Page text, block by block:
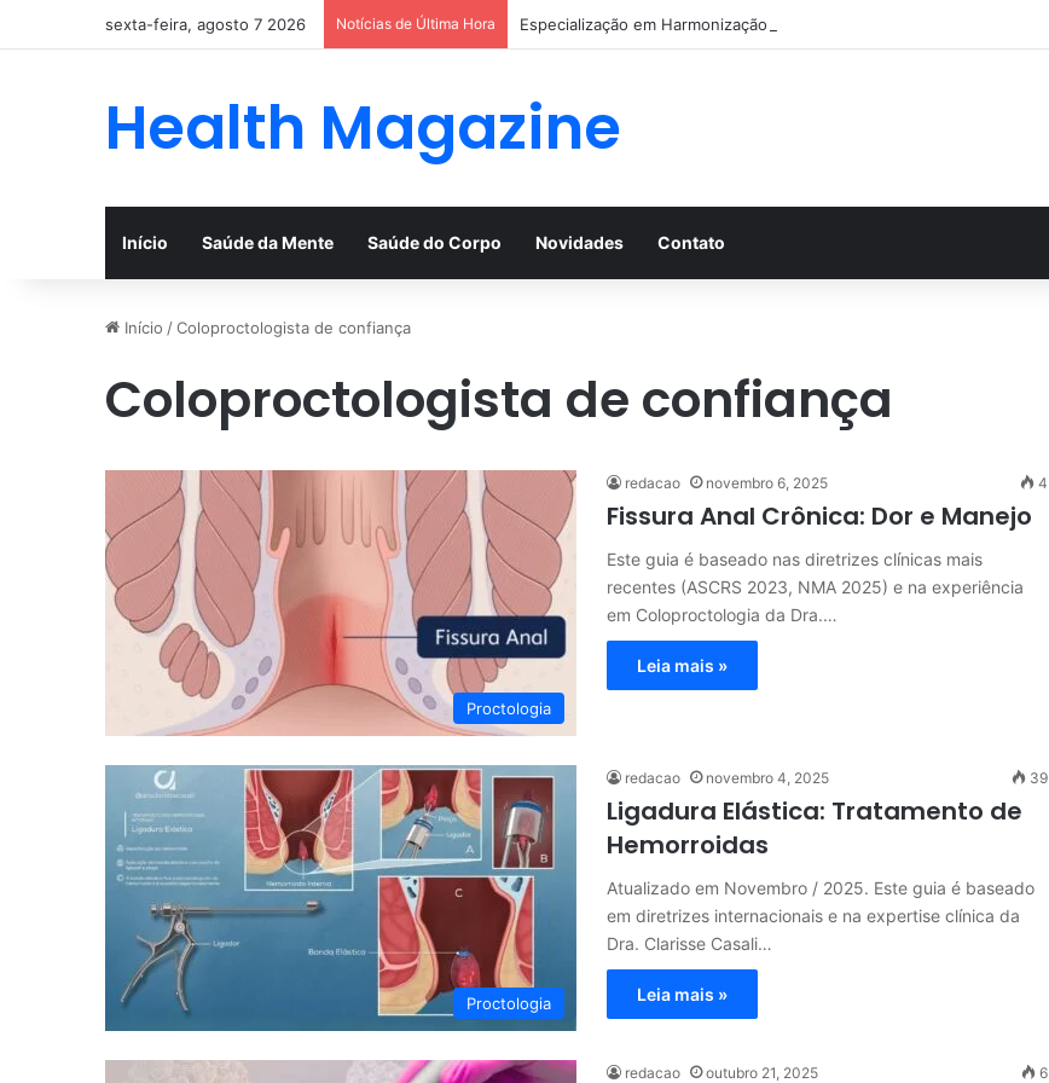
sexta-feira, agosto 7 2026 Notícias de Última Hora Especialização em Harmonização Orofacial com base científica
Health Magazine
Início Saúde da Mente Saúde do Corpo Novidades Contato
Início /Coloproctologista de confiança
Coloproctologista de confiança
Proctologia
redacao novembro 6, 2025 4
Fissura Anal Crônica: Dor e Manejo
Este guia é baseado nas diretrizes clínicas mais
recentes (ASCRS 2023, NMA 2025) e na experiência
em Coloproctologia da Dra.…
Leia mais »
Proctologia
redacao novembro 4, 2025 39
Ligadura Elástica: Tratamento de
Hemorroidas
Atualizado em Novembro / 2025. Este guia é baseado
em diretrizes internacionais e na expertise clínica da
Dra. Clarisse Casali…
Leia mais »
redacao outubro 21, 2025 6